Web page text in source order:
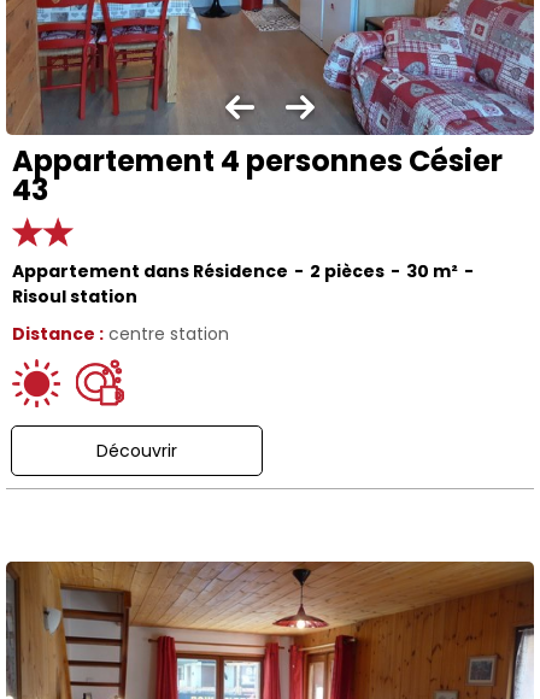
Appartement 4 personnes Césier
43
Distance : centre station
Appartement dans Résidence 2 pièces 30 m²
Risoul station
Découvrir